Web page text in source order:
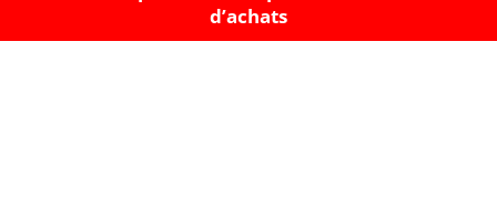
d’achats